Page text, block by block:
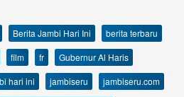
Berita Jambi Hari Ini
berita terbaru
film fr
Gubernur Al Haris
hari ini jambiseru
jambiseru.com